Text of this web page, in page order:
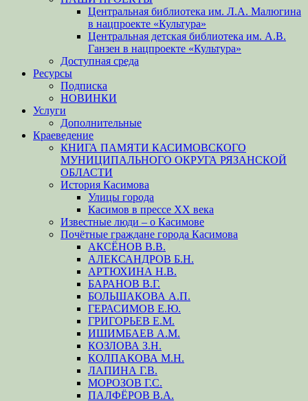
Центральная библиотека им. Л.А. Малюгина
в нацпроекте «Культура»
Центральная детская библиотека им. А.В.
Ганзен в нацпроекте «Культура»
Доступная среда
Ресурсы
Подписка
НОВИНКИ
Услуги
Дополнительные
Краеведение
КНИГА ПАМЯТИ КАСИМОВСКОГО
МУНИЦИПАЛЬНОГО ОКРУГА РЯЗАНСКОЙ
ОБЛАСТИ
История Касимова
Улицы города
Касимов в прессе XX века
Известные люди – о Касимове
Почётные граждане города Касимова
АКСЁНОВ В.В.
АЛЕКСАНДРОВ Б.Н.
АРТЮХИНА Н.В.
БАРАНОВ В.Г.
БОЛЬШАКОВА А.П.
ГЕРАСИМОВ Е.Ю.
ГРИГОРЬЕВ Е.М.
ИШИМБАЕВ А.М.
КОЗЛОВА З.Н.
КОЛПАКОВА М.Н.
ЛАПИНА Г.В.
МОРОЗОВ Г.С.
ПАЛФЁРОВ В.А.